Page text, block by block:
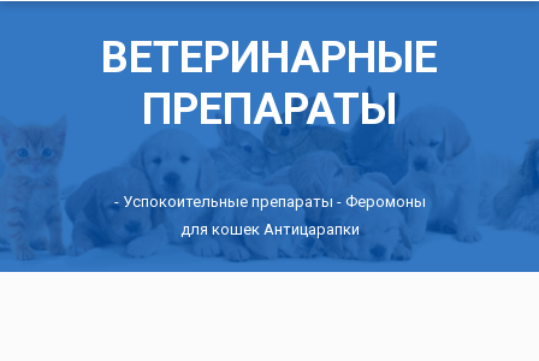
ВЕТЕРИНАРНЫЕ
ПРЕПАРАТЫ
- Успокоительные препараты - Феромоны
для кошек Антицарапки